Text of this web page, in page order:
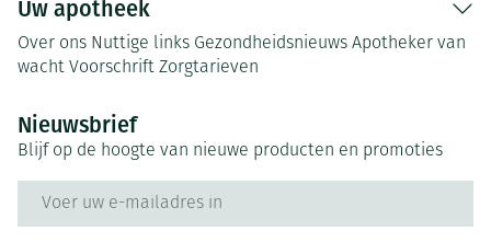
Uw apotheek
Over ons Nuttige links Gezondheidsnieuws Apotheker van
wacht Voorschrift Zorgtarieven
Nieuwsbrief
Blijf op de hoogte van nieuwe producten en promoties